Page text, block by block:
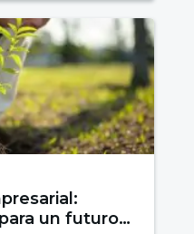
un futuro